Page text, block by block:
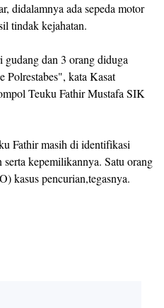
didalamnya ada sepeda motor
tindak kejahatan.
dan 3 orang diduga
Polrestabes", kata Kasat
Teuku Fathir Mustafa SIK
Fathir masih di identifikasi
kepemilikannya. Satu orang
kasus pencurian,tegasnya.